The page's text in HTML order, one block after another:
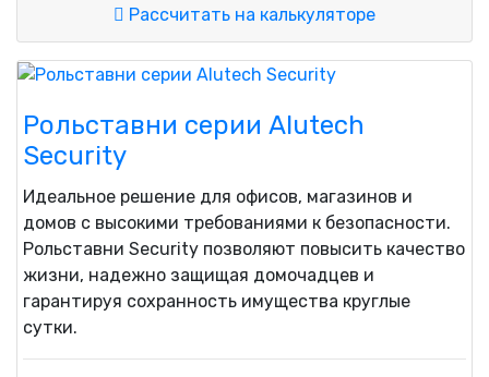
Рассчитать на калькуляторе
Рольставни серии Alutech
Security
Идеальное решение для офисов, магазинов и
домов с высокими требованиями к безопасности.
Рольставни Security позволяют повысить качество
жизни, надежно защищая домочадцев и
гарантируя сохранность имущества круглые
сутки.